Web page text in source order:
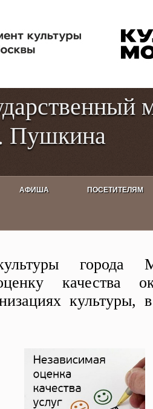
Пушкина
АФИША ПОСЕТИТЕЛЯМ
качества
города
качества